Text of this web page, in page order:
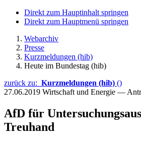
Direkt zum Hauptinhalt springen
Direkt zum Hauptmenü springen
Webarchiv
Presse
Kurzmeldungen (hib)
Heute im Bundestag (hib)
zurück zu: Kurzmeldungen (hib) ()
27.06.2019 Wirtschaft und Energie —
AfD für
Treuhand